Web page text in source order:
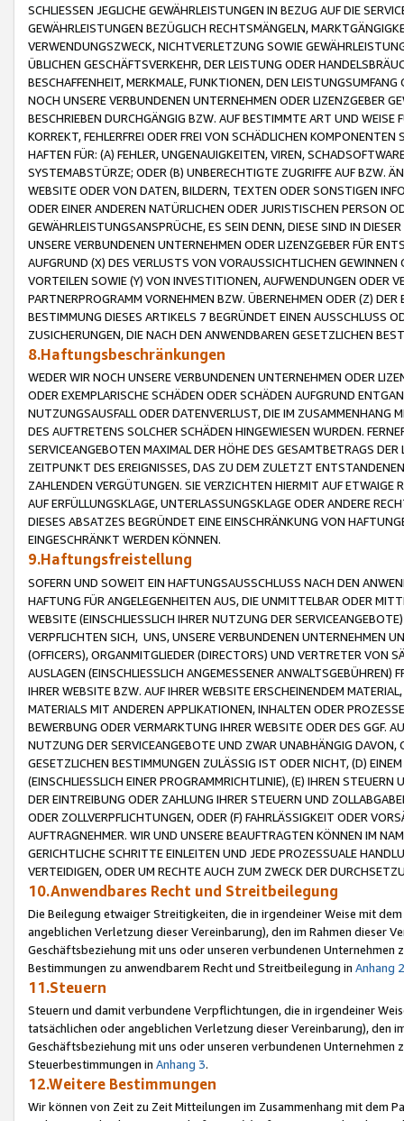
SCHLIESSEN JEGLICHE GEWÄHRLEISTUNGEN IN BEZUG AUF DIE
GEWÄHRLEISTUNGEN BEZÜGLICH RECHTSMÄNGELN,
VERWENDUNGSZWECK, NICHTVERLETZUNG SOWIE
ÜBLICHEN GESCHÄFTSVERKEHR, DER LEISTUNG ODER
BESCHAFFENHEIT, MERKMALE, FUNKTIONEN, DEN
NOCH UNSERE VERBUNDENEN UNTERNEHMEN ODER LIZENZGEBER
BESCHRIEBEN DURCHGÄNGIG BZW. AUF BESTIMMTE ART UND
KORREKT, FEHLERFREI ODER FREI VON SCHÄDLICHEN
HAFTEN FÜR: (A) FEHLER, UNGENAUIGKEITEN, VIREN,
SYSTEMABSTÜRZE; ODER (B) UNBERECHTIGTE ZUGRIFFE AUF BZW.
WEBSITE ODER VON DATEN, BILDERN, TEXTEN ODER SONSTIGEN
ODER EINER ANDEREN NATÜRLICHEN ODER JURISTISCHEN PERSON
GEWÄHRLEISTUNGSANSPRÜCHE, ES SEIN DENN, DIESE SIND IN
UNSERE VERBUNDENEN UNTERNEHMEN ODER LIZENZGEBER FÜR
AUFGRUND (X) DES VERLUSTS VON VORAUSSICHTLICHEN
VORTEILEN SOWIE (Y) VON INVESTITIONEN, AUFWENDUNGEN ODER
PARTNERPROGRAMM VORNEHMEN BZW. ÜBERNEHMEN ODER (Z)
BESTIMMUNG DIESES ARTIKELS 7 BEGRÜNDET EINEN AUSSCHLUSS
ZUSICHERUNGEN, DIE NACH DEN ANWENDBAREN GESETZLICHEN
8.Haftungsbeschränkungen
WEDER WIR NOCH UNSERE VERBUNDENEN UNTERNEHMEN ODER
ODER EXEMPLARISCHE SCHÄDEN ODER SCHÄDEN AUFGRUND
NUTZUNGSAUSFALL ODER DATENVERLUST, DIE IM ZUSAMMENHANG
DES AUFTRETENS SOLCHER SCHÄDEN HINGEWIESEN WURDEN.
SERVICEANGEBOTEN MAXIMAL DER HÖHE DES GESAMTBETRAGS
ZEITPUNKT DES EREIGNISSES, DAS ZU DEM ZULETZT
ZAHLENDEN VERGÜTUNGEN. SIE VERZICHTEN HIERMIT AUF
AUF ERFÜLLUNGSKLAGE, UNTERLASSUNGSKLAGE ODER ANDERE
DIESES ABSATZES BEGRÜNDET EINE EINSCHRÄNKUNG VON
EINGESCHRÄNKT WERDEN KÖNNEN.
9.Haftungsfreistellung
SOFERN UND SOWEIT EIN HAFTUNGSAUSSCHLUSS NACH DEN
HAFTUNG FÜR ANGELEGENHEITEN AUS, DIE UNMITTELBAR ODER
WEBSITE (EINSCHLIESSLICH IHRER NUTZUNG DER
VERPFLICHTEN SICH, UNS, UNSERE VERBUNDENEN UNTERNEHMEN
(OFFICERS), ORGANMITGLIEDER (DIRECTORS) UND VERTRETER VON
AUSLAGEN (EINSCHLIESSLICH ANGEMESSENER
IHRER WEBSITE BZW. AUF IHRER WEBSITE ERSCHEINENDEM
MATERIALS MIT ANDEREN APPLIKATIONEN, INHALTEN ODER
BEWERBUNG ODER VERMARKTUNG IHRER WEBSITE ODER DES GGF.
NUTZUNG DER SERVICEANGEBOTE UND ZWAR UNABHÄNGIG
GESETZLICHEN BESTIMMUNGEN ZULÄSSIG IST ODER NICHT, (D)
(EINSCHLIESSLICH EINER PROGRAMMRICHTLINIE), (E) IHREN
DER EINTREIBUNG ODER ZAHLUNG IHRER STEUERN UND
ODER ZOLLVERPFLICHTUNGEN, ODER (F) FAHRLÄSSIGKEIT ODER
AUFTRAGNEHMER. WIR UND UNSERE BEAUFTRAGTEN KÖNNEN IM
GERICHTLICHE SCHRITTE EINLEITEN UND JEDE PROZESSUALE
VERTEIDIGEN, ODER UM RECHTE AUCH ZUM ZWECK DER
10.Anwendbares Recht und Streitbeilegung
Die Beilegung etwaiger Streitigkeiten, die in irgendeiner Weise mit
angeblichen Verletzung dieser Vereinbarung), den im Rahmen dieser
Geschäftsbeziehung mit uns oder unseren verbundenen
Bestimmungen zu anwendbarem Recht und Streitbeilegung in Anhang 2
11.Steuern
Steuern und damit verbundene Verpflichtungen, die in irgendeiner
tatsächlichen oder angeblichen Verletzung dieser Vereinbarung), den
Geschäftsbeziehung mit uns oder unseren verbundenen
Steuerbestimmungen in Anhang 3.
12.Weitere Bestimmungen
Wir können von Zeit zu Zeit Mitteilungen im Zusammenhang mit dem